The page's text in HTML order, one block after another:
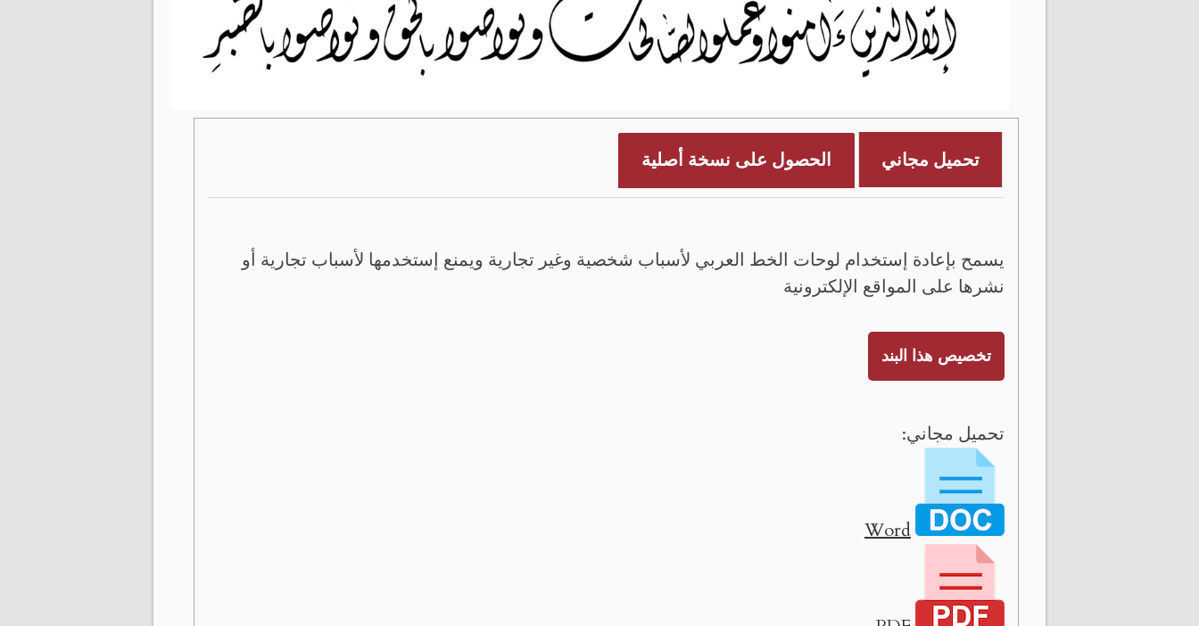
تحميل مجاني الحصول على نسخة أصلية
يسمح بإعادة إستخدام لوحات الخط العربي لأسباب شخصية وغير تجارية ويمنع إستخدمها لأسباب تجارية أو
نشرها على المواقع الإلكترونية
تخصيص هذا البند
تحميل مجاني:
Word